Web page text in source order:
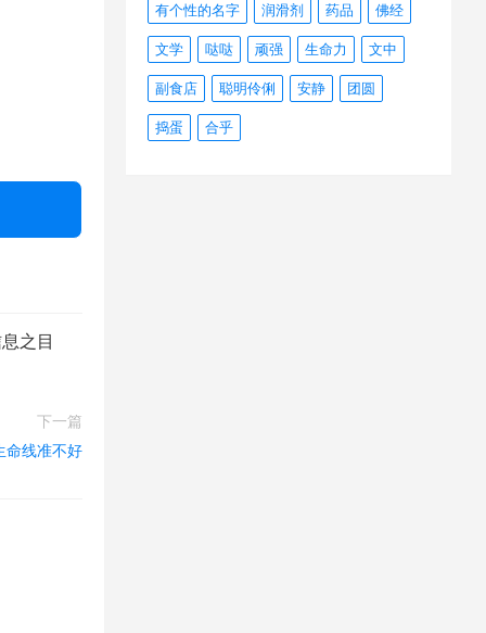
之目
下一篇
命线准不好
有个性的名字 润滑剂 药品 佛经
文学 哒哒 顽强 生命力 文中
副食店 聪明伶俐 安静 团圆
捣蛋 合乎